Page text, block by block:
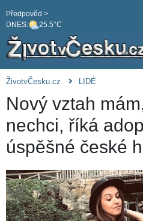
DNES: 25.5°C
Předpověd >
ŽivotvČesku.cz LIDÉ
Nový vztah
nechci, říká
úspěšné české